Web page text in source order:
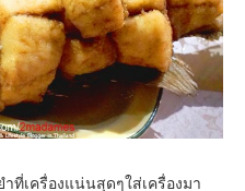
ที่เครื่องแน่นสุดๆใส่เครื่องมา